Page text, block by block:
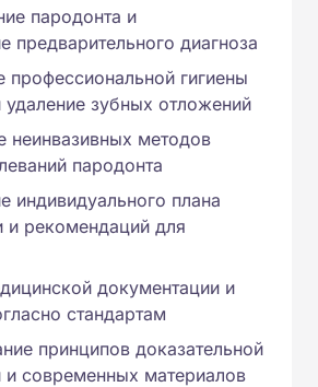
пародонта и
предварительного диагноза
профессиональной гигиены
удаление зубных отложений
неинвазивных методов
пародонта
индивидуального плана
и рекомендаций для
документации и
стандартам
принципов доказательной
и современных материалов